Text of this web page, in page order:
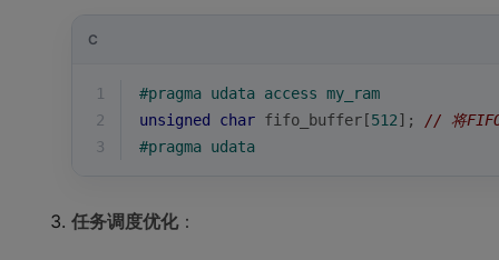
C
1 #pragma udata access my_ram
2
unsigned char fifo_buffer[512]; // 将FIFO
3
#pragma udata
任务调度优化：